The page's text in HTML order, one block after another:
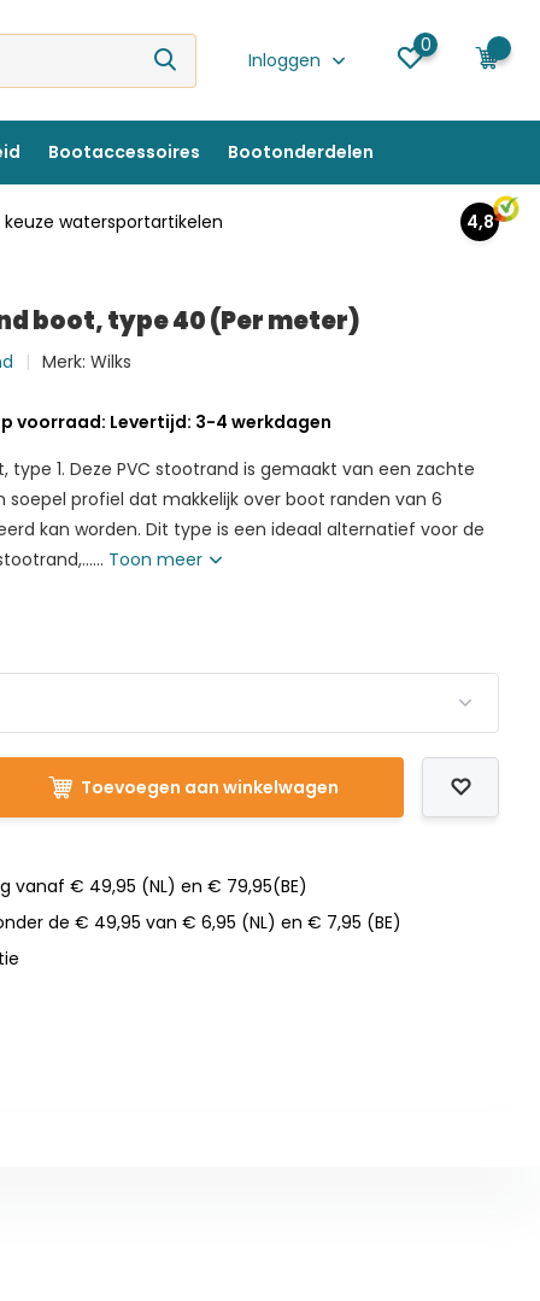
Inloggen
0
Bootaccessoires Bootonderdelen
keuze watersportartikelen 4,8
boot, type 40 (Per meter)
Merk:Wilks
voorraad: Levertijd: 3-4 werkdagen
type 1. Deze PVC stootrand is gemaakt van een zachte
soepel profiel dat makkelijk over boot randen van 6
kan worden. Dit type is een ideaal alternatief voor de
Toon meer
Toevoegen aan winkelwagen
vanaf € 49,95 (NL) en € 79,95(BE)
de € 49,95 van € 6,95 (NL) en € 7,95 (BE)